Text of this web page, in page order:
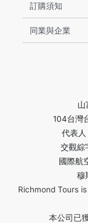
山
104台灣
代表
交觀綜
國際航
穆
Richmond Tours
本公司已
訂購須知
同業與企業